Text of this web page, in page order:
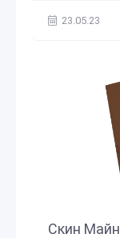
23.05.23
Скин